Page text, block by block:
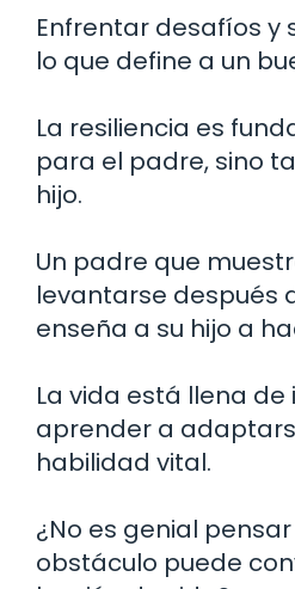
Enfrentar desafíos y
lo que define a un
La resiliencia es
para el padre, sino
hijo.
Un padre que
levantarse después
enseña a su hijo a
La vida está llena de
aprender a
habilidad vital.
¿No es genial
obstáculo puede